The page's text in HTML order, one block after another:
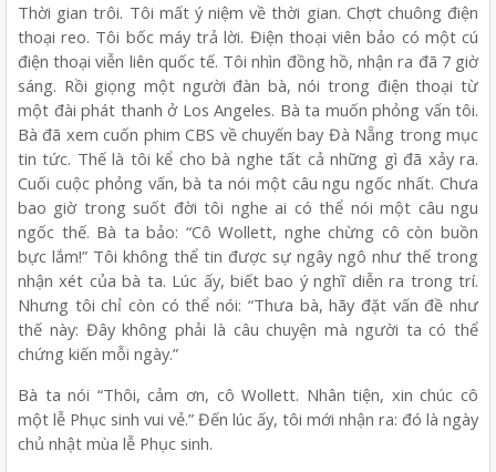
Thời gian trôi. Tôi mất ý niệm về thời gian. Chợt chuông điện
thoại reo. Tôi bốc máy trả lời. Điện thoại viên bảo có một cú
điện thoại viễn liên quốc tế. Tôi nhìn đồng hồ, nhận ra đã 7 giờ
sáng. Rồi giọng một người đàn bà, nói trong điện thoại từ
một đài phát thanh ở Los Angeles. Bà ta muốn phỏng vấn tôi.
Bà đã xem cuốn phim CBS về chuyến bay Đà Nẵng trong mục
tin tức. Thế là tôi kể cho bà nghe tất cả những gì đã xảy ra.
Cuối cuộc phỏng vấn, bà ta nói một câu ngu ngốc nhất. Chưa
bao giờ trong suốt đời tôi nghe ai có thể nói một câu ngu
ngốc thế. Bà ta bảo: “Cô Wollett, nghe chừng cô còn buồn
bực lắm!” Tôi không thể tin được sự ngây ngô như thế trong
nhận xét của bà ta. Lúc ấy, biết bao ý nghĩ diễn ra trong trí.
Nhưng tôi chỉ còn có thể nói: “Thưa bà, hãy đặt vấn đề như
thế này: Đây không phải là câu chuyện mà người ta có thể
chứng kiến mỗi ngày.”
Bà ta nói “Thôi, cảm ơn, cô Wollett. Nhân tiện, xin chúc cô
một lễ Phục sinh vui vẻ.” Đến lúc ấy, tôi mới nhận ra: đó là ngày
chủ nhật mùa lễ Phục sinh.